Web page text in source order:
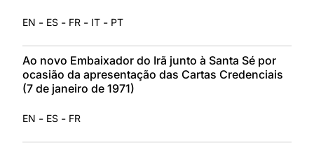
EN - ES - FR - IT - PT
Ao novo Embaixador do Irã junto à Santa Sé por
ocasião da apresentação das Cartas Credenciais
(7 de janeiro de 1971)
EN - ES - FR